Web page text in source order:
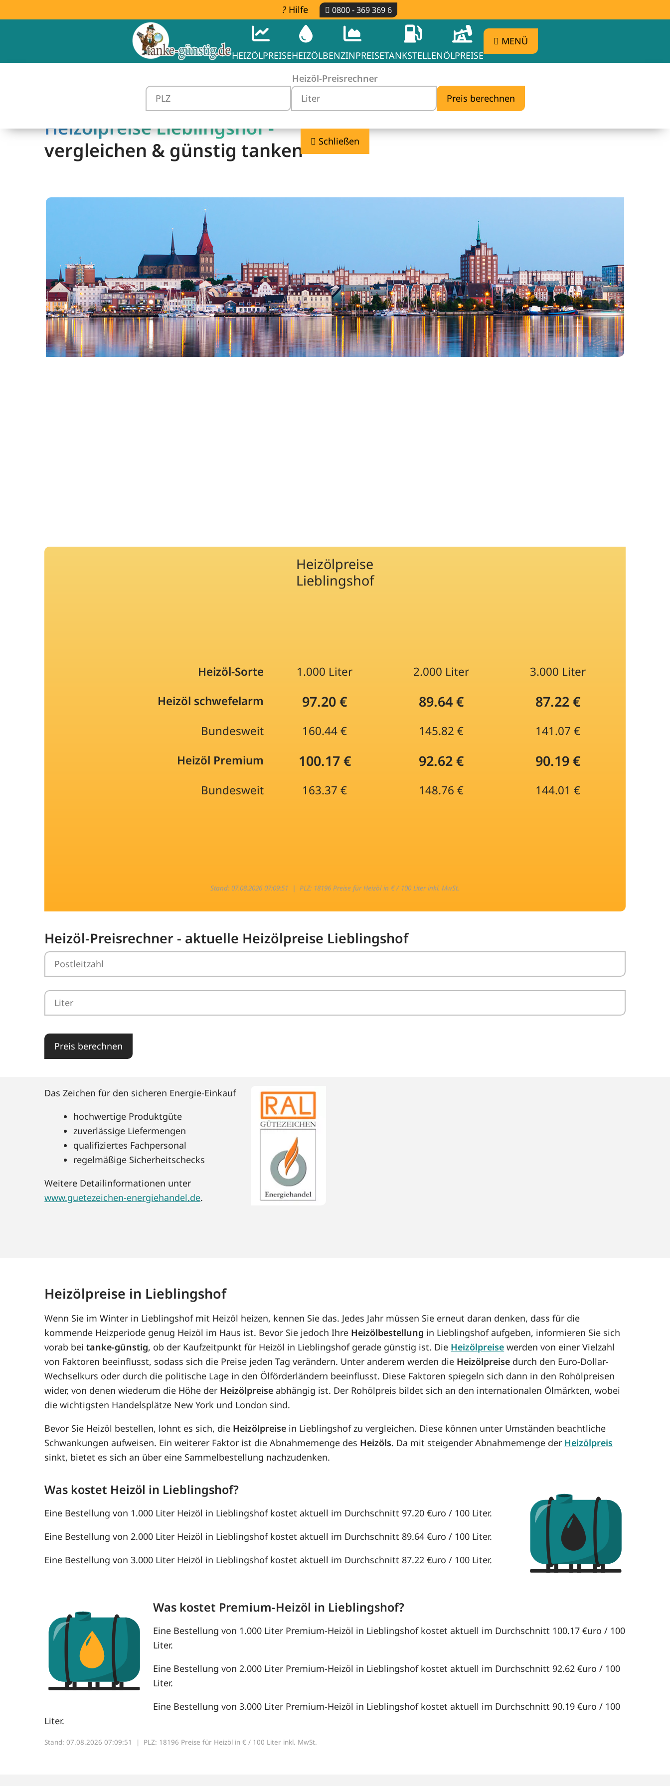
Hilfe 0800 - 369 369 6
HEIZÖLPREISEHEIZÖLBENZINPREISETANKSTELLENÖLPREISE
MENÜ
Heizöl-Preisrechner
Schließen
Heizölpreise Lieblingshof -
vergleichen & günstig tanken
Heizölpreise
Lieblingshof
Heizöl-Sorte 1.000 Liter 2.000 Liter
3.000 Liter
Heizöl schwefelarm
97.20 € 89.64 € 87.22 €
Bundesweit 160.44 € 145.82 €
141.07 €
Heizöl Premium
100.17 € 92.62 € 90.19 €
Bundesweit 163.37 € 148.76 € 144.01 €
Stand: 07.08.2026 07:09:51 |PLZ: 18196 Preise für Heizöl in € / 100 Liter inkl. MwSt.
Heizöl-Preisrechner - aktuelle Heizölpreise Lieblingshof
Preis berechnen
Das Zeichen für den sicheren Energie-Einkauf
hochwertige Produktgüte
zuverlässige Liefermengen
qualifiziertes Fachpersonal
regelmäßige Sicherheitschecks
Weitere Detailinformationen unter
www.guetezeichen-energiehandel.de.
Heizölpreise in Lieblingshof
Wenn Sie im Winter in Lieblingshof mit Heizöl heizen, kennen Sie das. Jedes Jahr müssen Sie erneut daran denken, dass für die
kommende Heizperiode genug Heizöl im Haus ist. Bevor Sie jedoch Ihre Heizölbestellung in Lieblingshof aufgeben, informieren Sie sich
vorab beitanke-günstig, ob der Kaufzeitpunkt für Heizöl in Lieblingshof gerade günstig ist. Die Heizölpreise werden von einer Vielzahl
von Faktoren beeinflusst, sodass sich die Preise jeden Tag verändern. Unter anderem werden die Heizölpreise durch den Euro-Dollar-
Wechselkurs oder durch die politische Lage in den Ölförderländern beeinflusst. Diese Faktoren spiegeln sich dann in den Rohölpreisen
wider, von denen wiederum die Höhe der Heizölpreise abhängig ist. Der Rohölpreis bildet sich an den internationalen Ölmärkten, wobei
die wichtigsten Handelsplätze New York und London sind.
Bevor Sie Heizöl bestellen, lohnt es sich, die Heizölpreise in Lieblingshof zu vergleichen. Diese können unter Umständen beachtliche
Schwankungen aufweisen. Ein weiterer Faktor ist die Abnahmemenge des Heizöls. Da mit steigender Abnahmemenge der Heizölpreis
sinkt, bietet es sich an über eine Sammelbestellung nachzudenken.
Was kostet Heizöl in Lieblingshof?
Eine Bestellung von 1.000 Liter Heizöl in Lieblingshof kostet aktuell im Durchschnitt 97.20 €uro / 100 Liter.
Eine Bestellung von 2.000 Liter Heizöl in Lieblingshof kostet aktuell im Durchschnitt 89.64 €uro / 100 Liter.
Eine Bestellung von 3.000 Liter Heizöl in Lieblingshof kostet aktuell im Durchschnitt 87.22 €uro / 100 Liter.
Was kostet Premium-Heizöl in Lieblingshof?
Eine Bestellung von 1.000 Liter Premium-Heizöl in Lieblingshof kostet aktuell im Durchschnitt 100.17 €uro / 100
Liter.
Eine Bestellung von 2.000 Liter Premium-Heizöl in Lieblingshof kostet aktuell im Durchschnitt 92.62 €uro / 100
Liter.
Eine Bestellung von 3.000 Liter Premium-Heizöl in Lieblingshof kostet aktuell im Durchschnitt 90.19 €uro / 100
Liter.
Stand: 07.08.2026 07:09:51 | PLZ: 18196 Preise für Heizöl in € / 100 Liter inkl. MwSt.